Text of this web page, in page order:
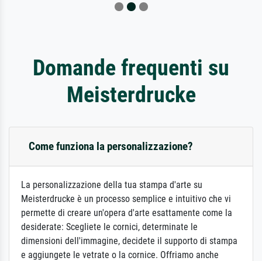
Domande frequenti su
Meisterdrucke
Come funziona la personalizzazione?
La personalizzazione della tua stampa d'arte su
Meisterdrucke è un processo semplice e intuitivo che vi
permette di creare un'opera d'arte esattamente come la
desiderate: Scegliete le cornici, determinate le
dimensioni dell'immagine, decidete il supporto di stampa
e aggiungete le vetrate o la cornice. Offriamo anche